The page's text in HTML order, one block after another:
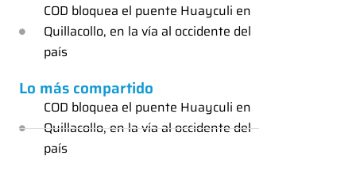
COD bloquea el puente Huayculi en
Quillacollo, en la vía al occidente del
país
Lo más compartido
COD bloquea el puente Huayculi en
Quillacollo, en la vía al occidente del
país